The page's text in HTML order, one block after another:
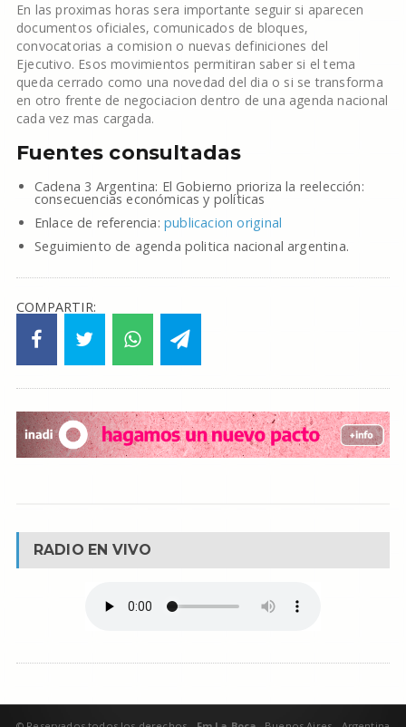
En las proximas horas sera importante seguir si aparecen
documentos oficiales, comunicados de bloques,
convocatorias a comision o nuevas definiciones del
Ejecutivo. Esos movimientos permitiran saber si el tema
queda cerrado como una novedad del dia o si se transforma
en otro frente de negociacion dentro de una agenda nacional
cada vez mas cargada.
Fuentes consultadas
Cadena 3 Argentina: El Gobierno prioriza la reelección:
consecuencias económicas y políticas
Enlace de referencia: publicacion original
Seguimiento de agenda politica nacional argentina.
COMPARTIR:
RADIO EN VIVO